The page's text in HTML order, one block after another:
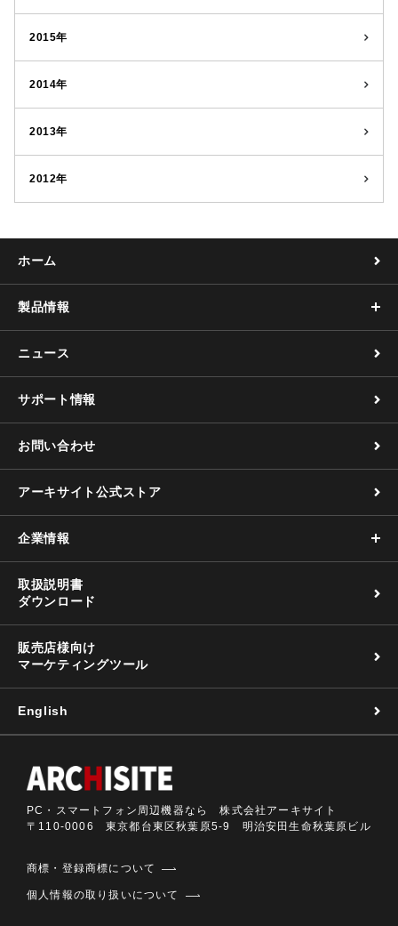
2015年
2014年
2013年
2012年
ホーム
製品情報
ニュース
サポート情報
お問い合わせ
アーキサイト公式ストア
企業情報
取扱説明書
ダウンロード
販売店様向け
マーケティングツール
English
PC・スマートフォン周辺機器なら 株式会社アーキサイト
〒110-0006 東京都台東区秋葉原5-9 明治安田生命秋葉原ビル
商標・登録商標について
個人情報の取り扱いについて